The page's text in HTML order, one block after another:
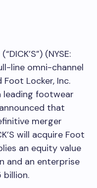
(NYSE:
line omni-channel
Locker, Inc.
leading footwear
that
merger
will acquire Foot
an equity value
and an enterprise
billion.